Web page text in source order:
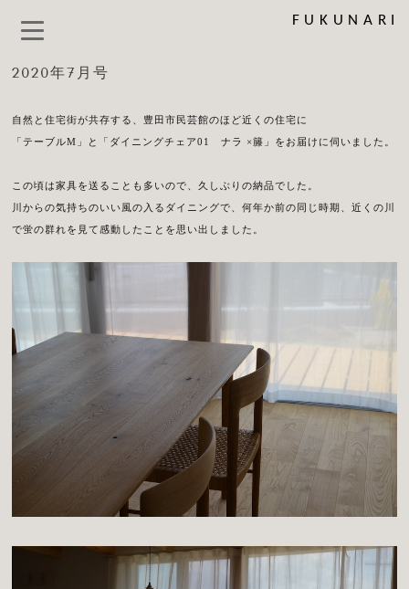
FUKUNARI
2020年7月号
自然と住宅街が共存する、豊田市民芸館のほど近くの住宅に
「テーブルM」と「ダイニングチェア01 ナラ ×籐」をお届けに伺いました。
この頃は家具を送ることも多いので、久しぶりの納品でした。
川からの気持ちのいい風の入るダイニングで、何年か前の同じ時期、近くの川
で蛍の群れを見て感動したことを思い出しました。